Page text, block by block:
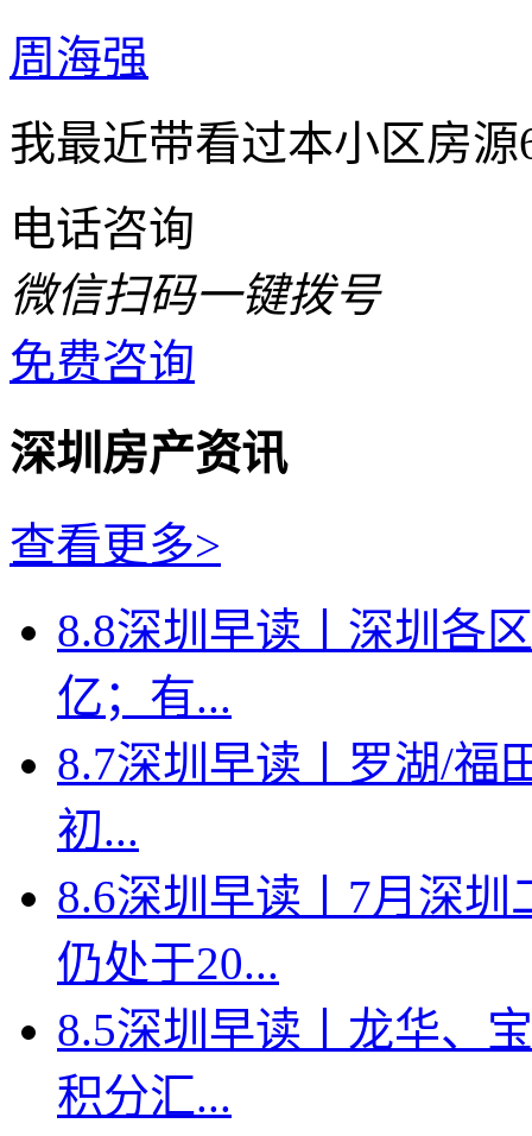
周海强
我最近带看过本小区房
电话咨询
微信扫码一键拨号
免费咨询
深圳房产资讯
查看更多>
8.8深圳早读丨深圳各
亿；有...
8.7深圳早读丨罗湖/福
初...
8.6深圳早读丨7月深
仍处于20...
8.5深圳早读丨龙华、
积分汇...